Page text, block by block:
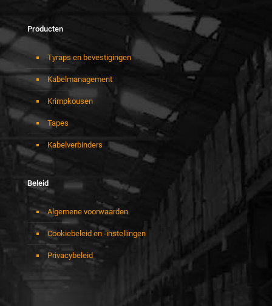
Producten
Tyraps en bevestigingen
Kabelmanagement
Krimpkousen
Tapes
Kabelverbinders
Beleid
Algemene voorwaarden
Cookiebeleid en -instellingen
Privacybeleid